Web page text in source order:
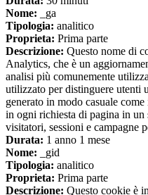
Nome: _ga
Tipologia: analitico
Proprieta: Prima parte
Descrizione: Questo nome di
Analytics, che è un
analisi più comunemente
utilizzato per distinguere utenti
generato in modo casuale
in ogni richiesta di pagina in
visitatori, sessioni e campagne
Durata: 1 anno 1 mese
Nome: _gid
Tipologia: analitico
Proprieta: Prima parte
Descrizione: Questo cookie è